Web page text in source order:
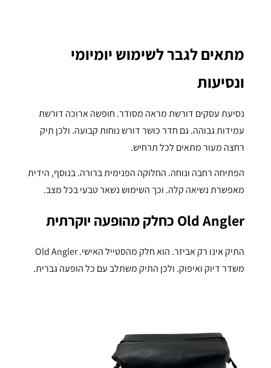
מתאים לגבר לשימוש יומיומי
ונסיעות
נסיעת עסקים דורשת מראה מסודר. חופשה ארוכה דורשת
עמידות גבוהה. גם חדר כושר דורש נוחות קבועה. ולכן תיק
רחצה מעור מתאים לכל תרחיש.
הפתיחה רחבה ונוחה. החלוקה הפנימית ברורה. בנוסף, הידית
מאפשרת נשיאה קלה. וכך השימוש נשאר טבעי בכל מצב.
Old Angler כחלק מהופעה יוקרתית
התיק אינו רק אביזר. הוא חלק מהסטייל האישי. Old Angler
משדר דיוק ואיפוק. ולכן התיק משתלב עם כל הופעה גברית.